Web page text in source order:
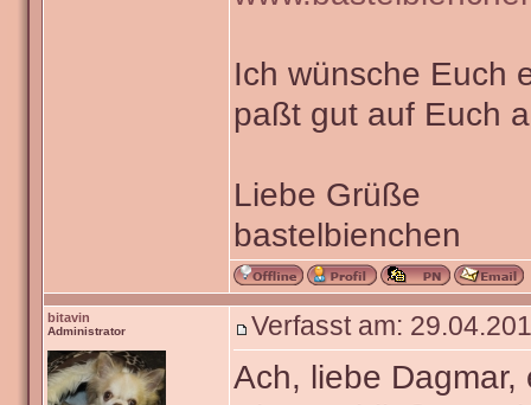
Ich wünsche Euch
paßt gut auf Euch
Liebe Grüße
bastelbienchen
bitavin
Administrator Verfasst am:
Ach, liebe